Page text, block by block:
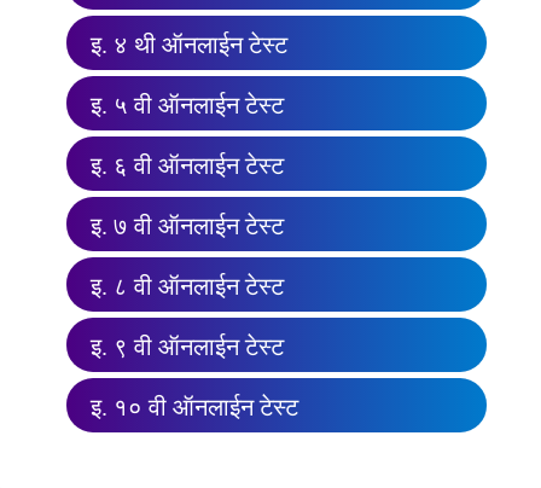
इ. ४ थी ऑनलाईन टेस्ट
इ. ५ वी ऑनलाईन टेस्ट
इ. ६ वी ऑनलाईन टेस्ट
इ. ७ वी ऑनलाईन टेस्ट
इ. ८ वी ऑनलाईन टेस्ट
इ. ९ वी ऑनलाईन टेस्ट
इ. १० वी ऑनलाईन टेस्ट